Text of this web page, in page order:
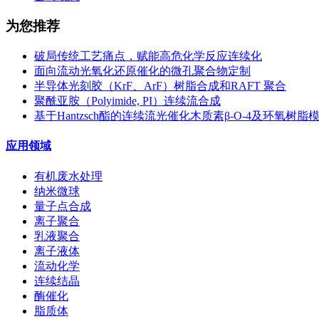
为您推荐
破局传统工艺痛点，赋能高危化学反应连续化
面向流动光氧化还原催化的微孔聚合物定制
半导体光刻胶（KrF、ArF）树脂合成和RAFT 聚合
聚酰亚胺（Polyimide, PI）连续流合成
基于Hantzsch酯的连续流光催化木质素β-O-4及环氧树脂
应用领域
有机废水处理
纳米微球
量子点合成
离子聚合
乳液聚合
离子液体
流动化学
连续结晶
酶催化
脂质体